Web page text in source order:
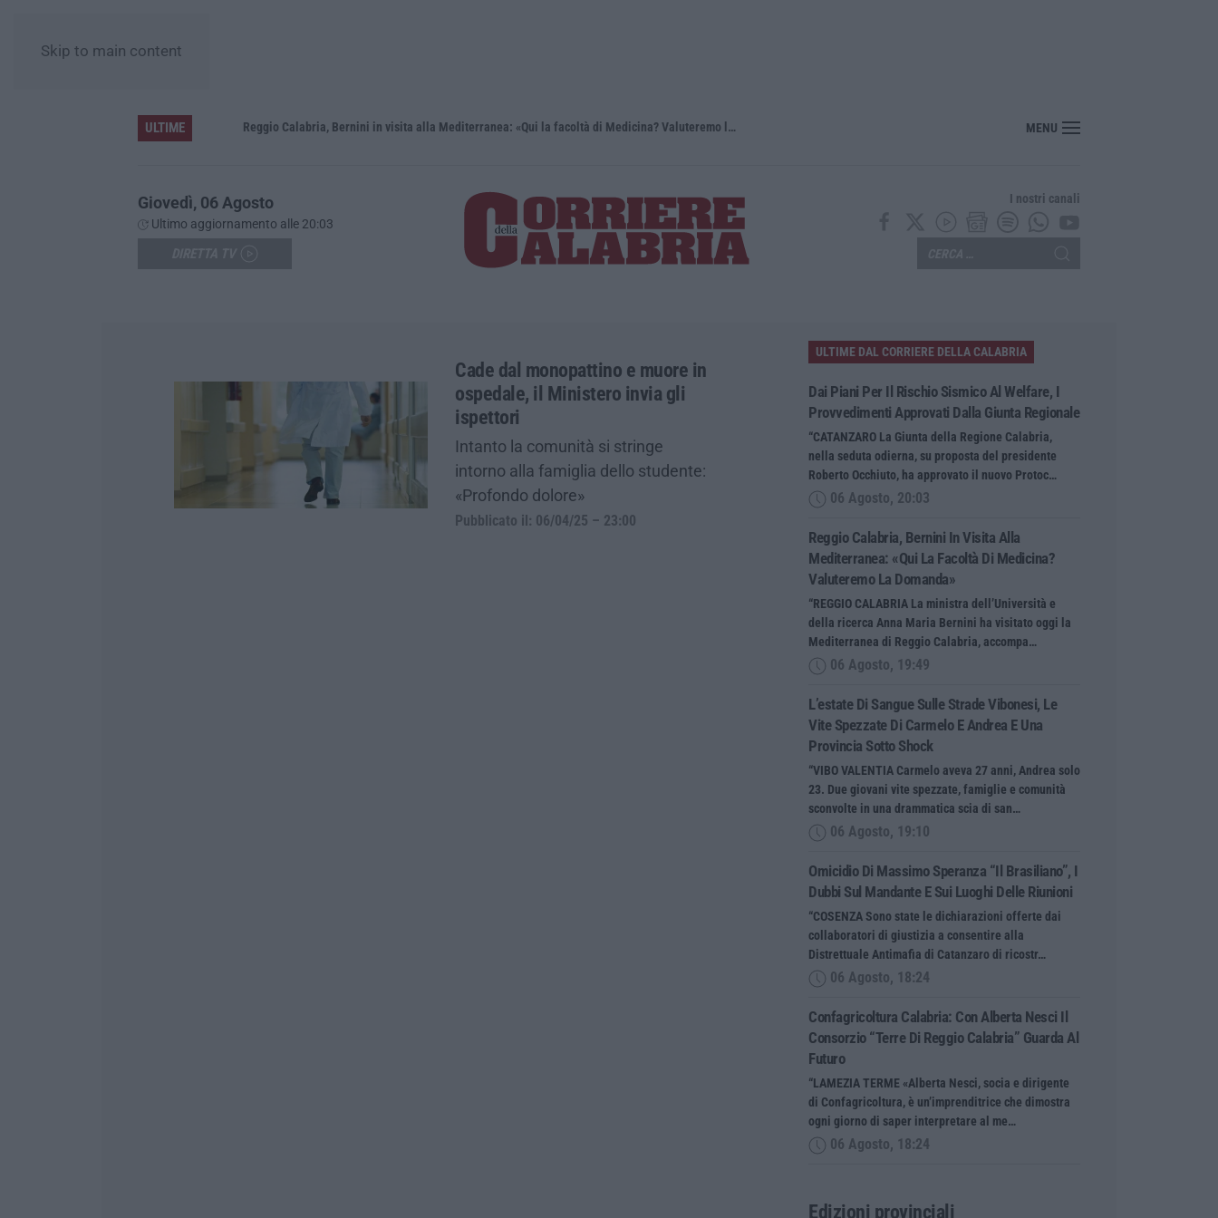
Skip to main content
ULTIME Reggio Calabria, Bernini in visita alla Mediterranea: «Qui la facoltà di Medicina? Valuteremo la domanda» MENU
Giovedì, 06 Agosto
Ultimo aggiornamento alle 20:03
I nostri canali
Cade dal monopattino e muore in
ospedale, il Ministero invia gli
ispettori
Intanto la comunità si stringe
intorno alla famiglia dello studente:
«Profondo dolore»
Pubblicato il: 06/04/25 – 23:00
ULTIME DAL CORRIERE DELLA CALABRIA
Dai Piani Per Il Rischio Sismico Al Welfare, I
Provvedimenti Approvati Dalla Giunta Regionale
“CATANZARO La Giunta della Regione Calabria,
nella seduta odierna, su proposta del presidente
Roberto Occhiuto, ha approvato il nuovo Protoc…
06 Agosto, 20:03
Reggio Calabria, Bernini In Visita Alla
Mediterranea: «Qui La Facoltà Di Medicina?
Valuteremo La Domanda»
“REGGIO CALABRIA La ministra dell’Università e
della ricerca Anna Maria Bernini ha visitato oggi la
Mediterranea di Reggio Calabria, accompa…
06 Agosto, 19:49
L’estate Di Sangue Sulle Strade Vibonesi, Le
Vite Spezzate Di Carmelo E Andrea E Una
Provincia Sotto Shock
“VIBO VALENTIA Carmelo aveva 27 anni, Andrea solo
23. Due giovani vite spezzate, famiglie e comunità
sconvolte in una drammatica scia di san…
06 Agosto, 19:10
Omicidio Di Massimo Speranza “il Brasiliano”, I
Dubbi Sul Mandante E Sui Luoghi Delle Riunioni
“COSENZA Sono state le dichiarazioni offerte dai
collaboratori di giustizia a consentire alla
Distrettuale Antimafia di Catanzaro di ricostr…
06 Agosto, 18:24
Confagricoltura Calabria: Con Alberta Nesci Il
Consorzio “Terre Di Reggio Calabria” Guarda Al
Futuro
“LAMEZIA TERME «Alberta Nesci, socia e dirigente
di Confagricoltura, è un’imprenditrice che dimostra
ogni giorno di saper interpretare al me…
06 Agosto, 18:24
Edizioni provinciali